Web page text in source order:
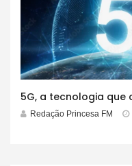
Redação Princesa FM